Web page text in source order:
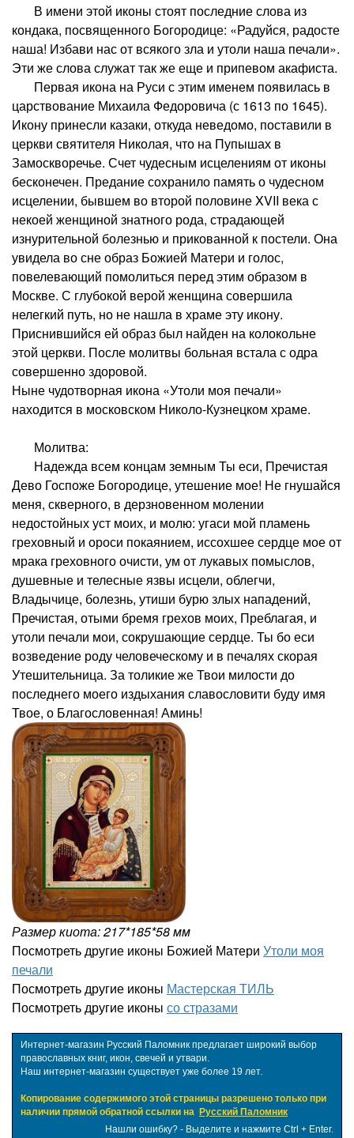
В имени этой иконы стоят последние слова из
кондака, посвященного Богородице: «Радуйся, радосте
наша! Избави нас от всякого зла и утоли наша печали».
Эти же слова служат так же еще и припевом акафиста.
Первая икона на Руси с этим именем появилась в
царствование Михаила Федоровича (с 1613 по 1645).
Икону принесли казаки, откуда неведомо, поставили в
церкви святителя Николая, что на Пупышах в
Замоскворечье. Счет чудесным исцелениям от иконы
бесконечен. Предание сохранило память о чудесном
исцелении, бывшем во второй половине XVII века с
некоей женщиной знатного рода, страдающей
изнурительной болезнью и прикованной к постели. Она
увидела во сне образ Божией Матери и голос,
повелевающий помолиться перед этим образом в
Москве. С глубокой верой женщина совершила
нелегкий путь, но не нашла в храме эту икону.
Приснившийся ей образ был найден на колокольне
этой церкви. После молитвы больная встала с одра
совершенно здоровой.
Ныне чудотворная икона «Утоли моя печали»
находится в московском Николо-Кузнецком храме.
Молитва:
Надежда всем концам земным Ты еси, Пречистая
Дево Госпоже Богородице, утешение мое! Не гнушайся
меня, скверного, в дерзновенном молении
недостойных уст моих, и молю: угаси мой пламень
греховный и ороси покаянием, иссохшее сердце мое от
мрака греховного очисти, ум от лукавых помыслов,
душевные и телесные язвы исцели, облегчи,
Владычице, болезнь, утиши бурю злых нападений,
Пречистая, отыми бремя грехов моих, Преблагая, и
утоли печали мои, сокрушающие сердце. Ты бо еси
возведение роду человеческому и в печалях скорая
Утешительница. За толикие же Твои милости до
последнего моего издыхания славословити буду имя
Твое, о Благословенная! Аминь!
Размер киота: 217*185*58 мм
Посмотреть другие иконы Божией Матери Утоли моя
печали
Посмотреть другие иконы Мастерская ТИЛЬ
Посмотреть другие иконы со стразами
Интернет-магазин Русский Паломник предлагает широкий выбор
православных книг, икон, свечей и утвари.
Наш интернет-магазин существует уже более 19 лет.
Копирование содержимого этой страницы разрешено только при
наличии прямой обратной ссылки на Русский Паломник
Нашли ошибку? - Выделите и нажмите Ctrl + Enter.